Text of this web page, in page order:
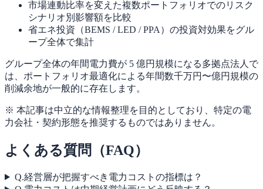
市場連動比率を変えた複数ポートフォリオでのリスク
シナリオ別影響額を比較
省エネ投資（BEMS / LED / PPA）の投資対効果をグル
ープ全体で集計
グループ全体の年間電力費が 5 億円規模になる多拠点法人で
は、ポートフォリオ最適化による年間数千万円〜億円規模の
削減余地が一般的に存在します。
※ 本記事は中立的な情報整理を目的としており、特定の電
力会社・契約形態を推奨するものではありません。
よくある質問（FAQ）
Q.経営層が把握すべき電力コストの指標は？